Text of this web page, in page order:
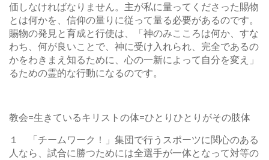
価しなければなりません。主が私に量ってくださった賜物
とは何かを、信仰の量りに従って量る必要があるのです。
賜物の発見と育成と行使は、「神のみこころは何か、すな
わち、何が良いことで、神に受け入れられ、完全であるの
かをわきまえ知るために、心の一新によって自分を変え」
るための霊的な行動になるのです。
教会=生きているキリストの体=ひとりひとりがその肢体
１ 「チームワーク！」集団で行うスポーツに関心のある
人なら、試合に勝つためには全選手が一体となって対等の